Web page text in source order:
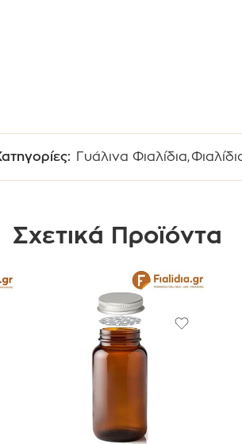
Γυάλινα Φιαλίδια,
Σχετικά Προϊόντα